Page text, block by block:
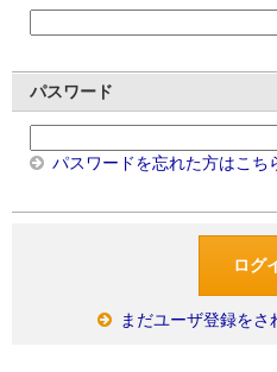
パスワード
パスワードを忘れた方はこち
まだユーザ登録をさ